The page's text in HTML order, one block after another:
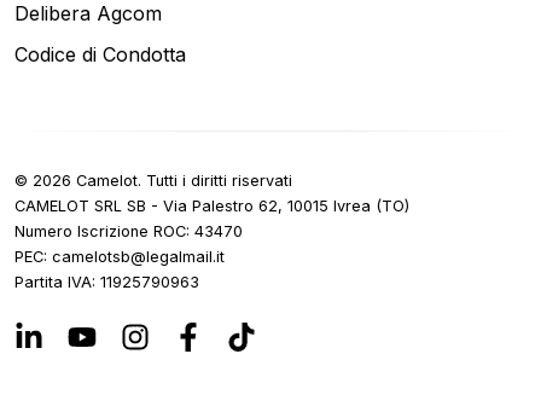
Delibera Agcom
Codice di Condotta
© 2026 Camelot. Tutti i diritti riservati
CAMELOT SRL SB - Via Palestro 62, 10015 Ivrea (TO)
Numero Iscrizione ROC: 43470
PEC: ti.liamlagel@bstolemac
Partita IVA: 11925790963